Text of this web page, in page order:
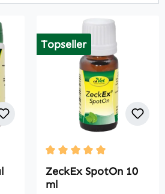
von 5 von 5 Sternen
Topseller
Durchschnittliche
ZeckEx SpotOn 10
ml